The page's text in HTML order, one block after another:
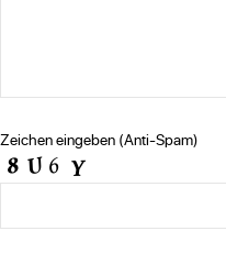
Zeichen eingeben (Anti-Spam)